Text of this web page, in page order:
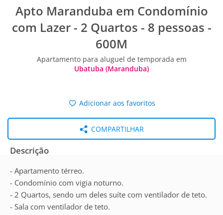
Apto Maranduba em Condomínio
com Lazer - 2 Quartos - 8 pessoas -
600M
Apartamento para aluguel de temporada em
Ubatuba (Maranduba)
Adicionar aos favoritos
COMPARTILHAR
Descrição
- Apartamento térreo.
- Condomínio com vigia noturno.
- 2 Quartos, sendo um deles suíte com ventilador de teto.
- Sala com ventilador de teto.